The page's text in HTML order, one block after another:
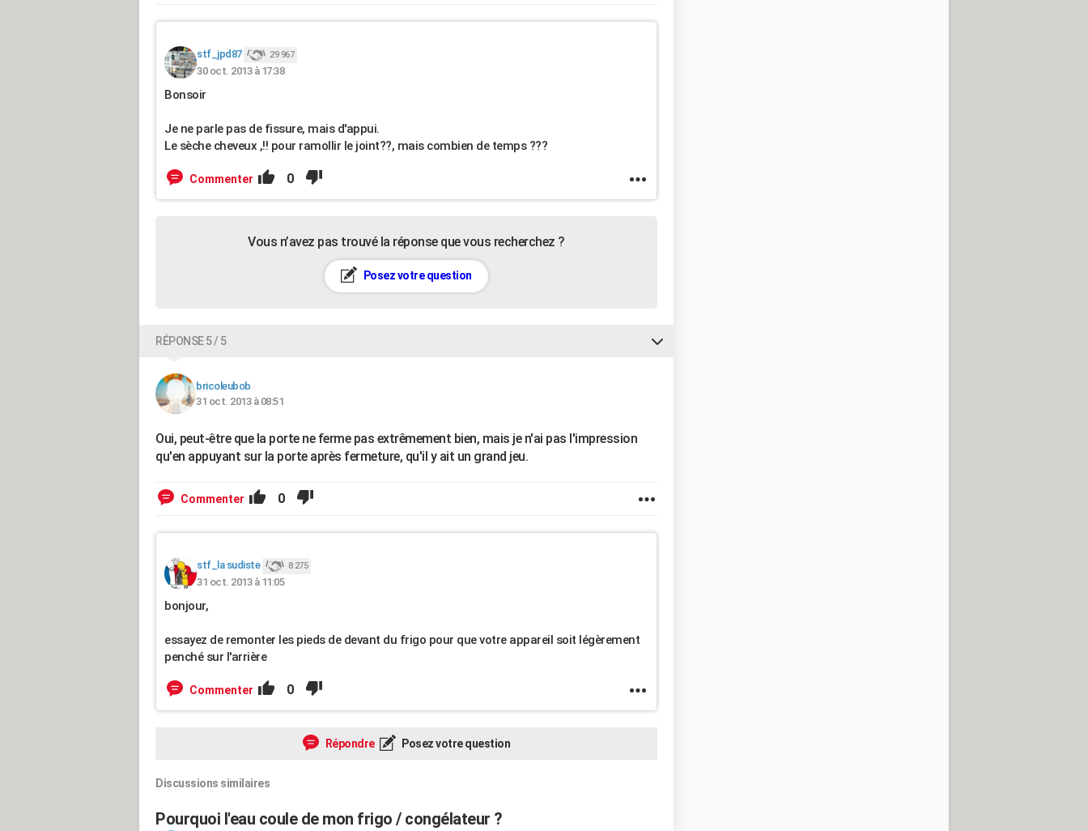
stf_jpd87 29 967
30 oct. 2013 à 17:38
Bonsoir
Je ne parle pas de fissure, mais d'appui.
Le sèche cheveux ,!! pour ramollir le joint??, mais combien de temps ???
Commenter 0
Vous n’avez pas trouvé la réponse que vous recherchez ?
Posez votre question
RÉPONSE 5 / 5
bricoleubob
31 oct. 2013 à 08:51
Oui, peut-être que la porte ne ferme pas extrêmement bien, mais je n'ai pas l'impression
qu'en appuyant sur la porte après fermeture, qu'il y ait un grand jeu.
Commenter 0
stf_la sudiste 8 275
31 oct. 2013 à 11:05
bonjour,
essayez de remonter les pieds de devant du frigo pour que votre appareil soit légèrement
penché sur l'arrière
Commenter 0
Répondre Posez votre question
Discussions similaires
Pourquoi l'eau coule de mon frigo / congélateur ?